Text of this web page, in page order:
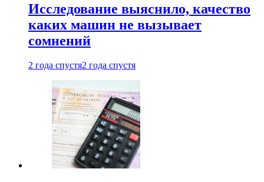
Исследование выяснило, качество
каких машин не вызывает
сомнений
2 года спустя2 года спустя